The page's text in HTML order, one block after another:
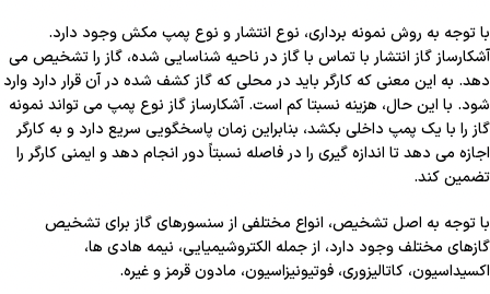
با توجه به روش نمونه برداری، نوع انتشار و نوع پمپ مکشوجود دارد.
آشکارساز گاز انتشار با تماس با گاز در ناحیه شناسایی شده، گاز را تشخیص می
دهد. به این معنی که کارگر باید در محلی که گاز کشف شده در آن قرار دارد وارد
شود. با این حال، هزینه نسبتا کم است. آشکارساز گاز نوع پمپ می تواند نمونه
گاز را با یک پمپ داخلی بکشد، بنابراین زمان پاسخگویی سریع دارد و به کارگر
اجازه می دهد تا اندازه گیری را در فاصله نسبتاً دور انجام دهد و ایمنی کارگر را
تضمین کند.
با توجه به اصل تشخیص، انواع مختلفی از سنسورهای گاز برای تشخیص
گازهای مختلف وجود دارد، از جمله الکتروشیمیایی، نیمه هادی ها،
اکسیداسیون، کاتالیزوری، فوتیونیزاسیون، مادون قرمز و غیره.